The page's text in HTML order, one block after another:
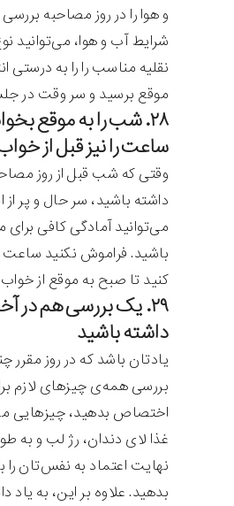
و هوا را در روز مصاحبه
شرایط آب و هوا، می‌توانید
نقلیه مناسب را را به درستی
موقع برسید و سر وقت در
۲۸. شب را به موقع
ساعت را نیز قبل از
وقتی که شب قبل از روز
داشته باشید، سر حال و پر از
می‌توانید آمادگی کافی
باشید. فراموش نکنید ساعت
کنید تا صبح به موقع از
۲۹. یک بررسی هم در
داشته باشید
یادتان باشد که در روز مقرر
بررسی همه‌ی چیزهای لازم
اختصاص بدهید، چیزهایی
غذا لای دندان، رژ لب و به
نهایت اعتماد به نفس‌تان
بدهید. علاوه بر این، به یاد